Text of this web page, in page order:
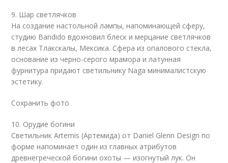
9. Шар светлячков
На создание настольной лампы, напоминающей сферу,
студию Bandido вдохновил блеск и мерцание светлячков
в лесах Тлакскалы, Мексика. Сфера из опалового стекла,
основание из черно-серого мрамора и латунная
фурнитура придают светильнику Naga минималистскую
эстетику.
Сохранить фото
10. Орудие богини
Светильник Artemis (Артемида) от Daniel Glenn Design по
форме напоминает один из главных атрибутов
древнегреческой богини охоты — изогнутый лук. Он